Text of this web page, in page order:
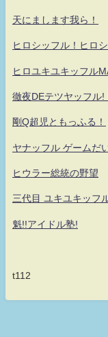
天にまします我ら！
ヒロシッフル！ヒロ
ヒロユキユキッフル
徹夜DEテツヤッフル!
剛Q超児ともっふる！
ヤナッフル ゲームだ
ヒウラー総統の野望
三代目 ユキユキッフ
魁!!アイドル塾!
t112